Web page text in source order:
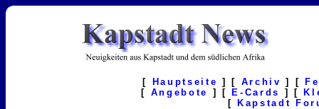
[ Hauptseite ] [ Archiv ] [
[ Angebote ] [ E-Cards ] [
[
Kapstadt